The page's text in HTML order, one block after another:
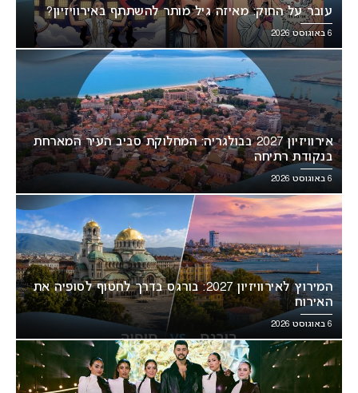
עובר על החוק: מאיזה גיל מותר להשתתף באירוויזיון?
6 באוגוסט 2026
אירוויזיון 2027 בבולגריה: המחלוקת סביב העיר המארחת
בנקודת רתיחה
6 באוגוסט 2026
המירוץ לאירוויזיון 2027: בורגס בדרך לחטוף לסופיה את
האירוח
6 באוגוסט 2026